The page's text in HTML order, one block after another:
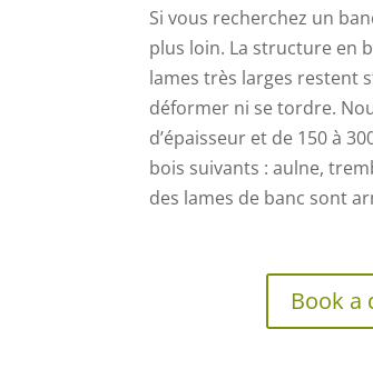
Si vous recherchez un
plus loin. La structure en
lames très larges restent
déformer ni se tordre.
d’épaisseur et de 150 à
bois suivants : aulne,
des lames de banc sont
Book a